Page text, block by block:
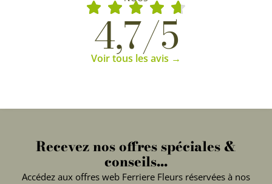
4,7/5
Voir tous les avis →
Recevez nos offres spéciales &
conseils...
Accédez aux offres web Ferriere Fleurs réservées à nos